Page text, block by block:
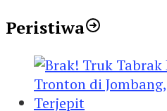
Peristiwa